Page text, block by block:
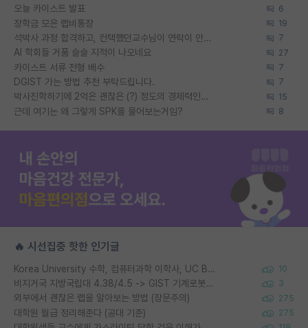
오늘 카이스트 발표 6
장학금 모은 랩비통장 19
석박사 과정 합격하고, 컨택했던교수님이 연락이 안됩니다... 7
AI 학회들 거품 슬슬 지적이 나오네요 27
카이스트 서류 전형 배수 7
DGIST 가는 방법 추천 부탁드립니다. 7
박사진학하기에 2억은 괜찮은 (?) 정도의 경제력인가요 15
근데 여기는 왜 그렇게 SPK를 물어보는거임? 8
🔥 시선집중 핫한 인기글
Korea University 수학, 컴퓨터과학 이학사, UC Berkeley 산업공학 대학원 공학박사가 되는 것은 쉽지 않겠죠? 10
비지거국 지방국립대 4.38/4.5 -> GIST 기계로봇공학과 석사 3
외부에서 괜찮은 랩을 알아보는 방법 (장문주의) 275
대학원 월급 정리해준다 (공대 기준) 275